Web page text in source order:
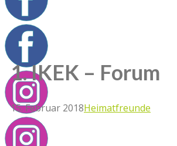
1. IKEK – Forum
15. Februar 2018Heimatfreunde